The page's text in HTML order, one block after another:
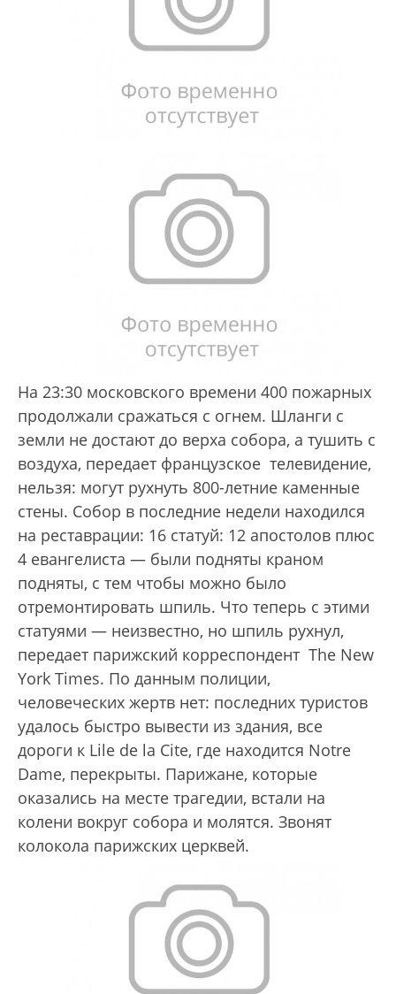
На 23:30 московского времени 400 пожарных
продолжали сражаться с огнем. Шланги с
земли не достают до верха собора, а тушить с
воздуха, передает французское телевидение,
нельзя: могут рухнуть 800-летние каменные
стены. Собор в последние недели находился
на реставрации: 16 статуй: 12 апостолов плюс
4 евангелиста — были подняты краном
подняты, с тем чтобы можно было
отремонтировать шпиль. Что теперь с этими
статуями — неизвестно, но шпиль рухнул,
передает парижский корреспондент The New
York Times. По данным полиции,
человеческих жертв нет: последних туристов
удалось быстро вывести из здания, все
дороги к Lile de la Cite, где находится Notre
Dame, перекрыты. Парижане, которые
оказались на месте трагедии, встали на
колени вокруг собора и молятся. Звонят
колокола парижских церквей.